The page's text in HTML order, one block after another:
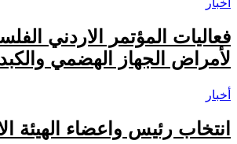
فعاليات المؤتمر الاردني
لأمراض الجهاز الهضمي والكبد
أخبار
انتخاب رئيس واعضاء الهيئة